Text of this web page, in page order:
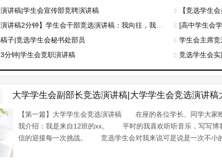
讲稿|学生会宣传部竞聘演讲稿
【竞选学生
讲稿2分钟】学生会干部竞选演讲稿：我向往，我竞选
[高中学生会
子|竞选学生会秘书处部员
学生会主席
分钟|学生会竞职演讲稿
竞选学生会
大学学生会副部长竞选演讲稿|大学学生会竞选演讲稿
【第一篇】大学学生会竞选演讲稿 在座的各位学长、同学大
我介绍：我是来自12班的xx。 平时的我喜欢听听音乐，写写博
信的迎接每一次挑战。 竞选学生会对我来说可是说是一次不小的